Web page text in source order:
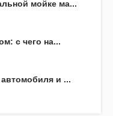
мойке ма...
с чего на...
и ...